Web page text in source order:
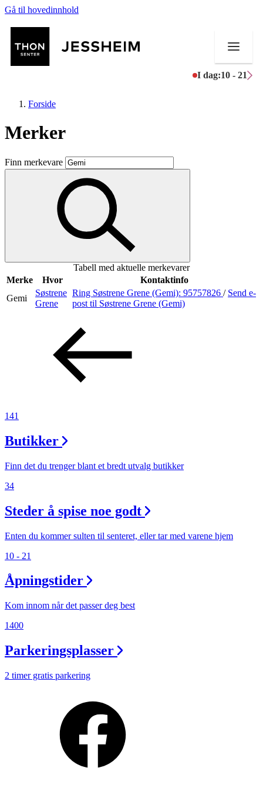
Gå til hovedinnhold
I dag:10 - 21
Butikker
Mat og drikke
Aktiviteter
Inspirasjon
Åpningstider
Ledige stillinger
Magasin
Gavekort
Forside
Merker
Finn merkevare
Tabell med aktuelle merkevarer
Merke
Hvor
Kontaktinfo
Gemi
Søstrene
Grene
Ring Søstrene Grene (Gemi): 95757826 / Send e-
post til Søstrene Grene (Gemi)
141
Butikker
Finn det du trenger blant et bredt utvalg butikker
34
Steder å spise noe godt
Enten du kommer sulten til senteret, eller tar med varene hjem
10 - 21
Åpningstider
Kom innom når det passer deg best
1400
Parkeringsplasser
2 timer gratis parkering